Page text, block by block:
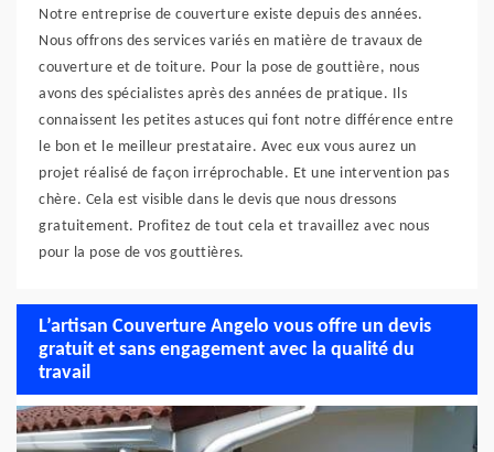
Notre entreprise de couverture existe depuis des années.
Nous offrons des services variés en matière de travaux de
couverture et de toiture. Pour la pose de gouttière, nous
avons des spécialistes après des années de pratique. Ils
connaissent les petites astuces qui font notre différence entre
le bon et le meilleur prestataire. Avec eux vous aurez un
projet réalisé de façon irréprochable. Et une intervention pas
chère. Cela est visible dans le devis que nous dressons
gratuitement. Profitez de tout cela et travaillez avec nous
pour la pose de vos gouttières.
L’artisan Couverture Angelo vous offre un devis
gratuit et sans engagement avec la qualité du
travail